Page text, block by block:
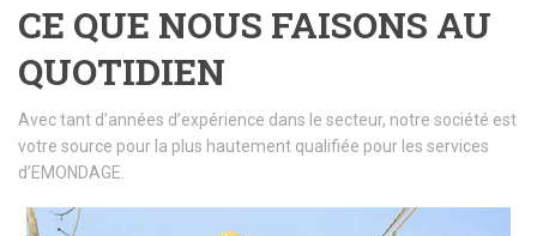
CE QUE NOUS FAISONS AU
QUOTIDIEN
Avec tant d’années d’expérience dans le secteur, notre société est
votre source pour la plus hautement qualifiée pour les services
d’EMONDAGE.